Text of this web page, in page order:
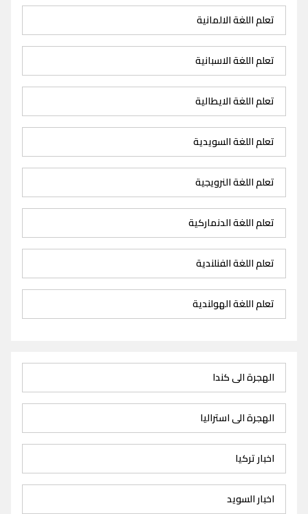
تعلم اللغة الالمانية
تعلم اللغة الاسبانية
تعلم اللغة الايطالية
تعلم اللغة السويدية
تعلم اللغة النرويجية
تعلم اللغة الدنماركية
تعلم اللغة الفنلندية
تعلم اللغة الهولندية
الهجرة الى كندا
الهجرة الى استراليا
اخبار تركيا
اخبار السويد